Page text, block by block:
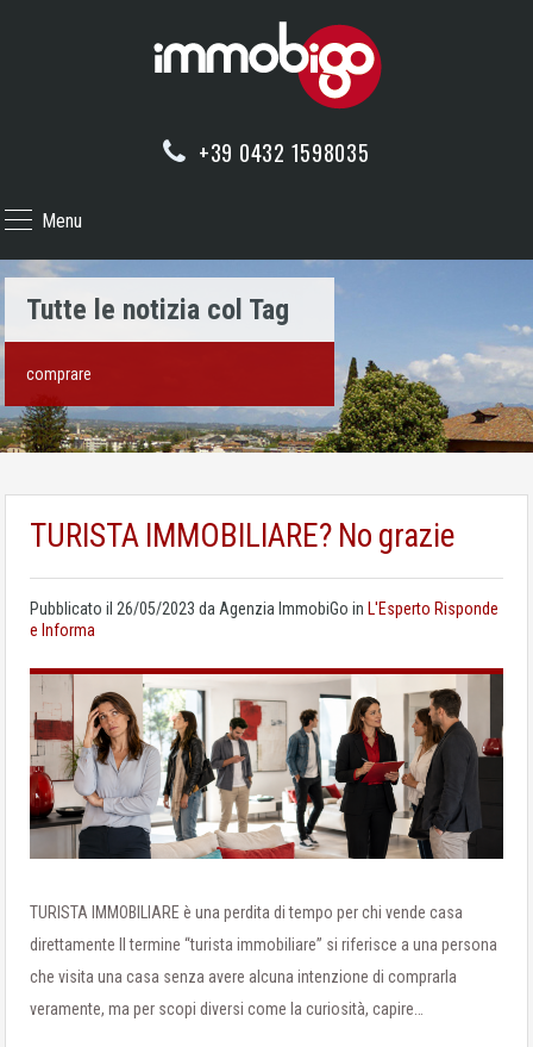
+39 0432 1598035
Menu
Tutte le notizia col Tag
comprare
TURISTA IMMOBILIARE? No grazie
Pubblicato il 26/05/2023 da Agenzia ImmobiGo in L'Esperto Risponde
e Informa
TURISTA IMMOBILIARE è una perdita di tempo per chi vende casa
direttamente Il termine “turista immobiliare” si riferisce a una persona
che visita una casa senza avere alcuna intenzione di comprarla
veramente, ma per scopi diversi come la curiosità, capire…